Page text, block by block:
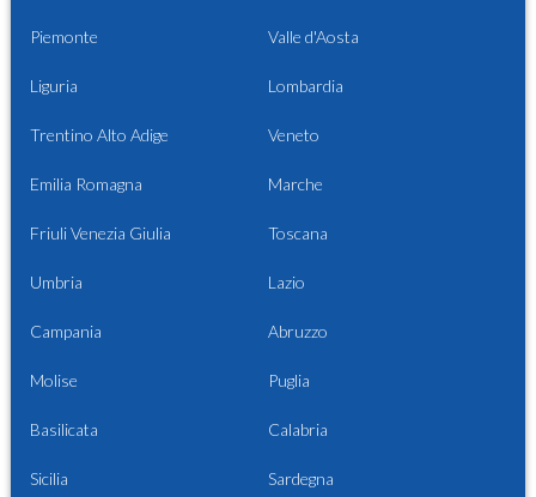
Piemonte Valle d'Aosta
Liguria Lombardia
Trentino Alto Adige Veneto
Emilia Romagna Marche
Friuli Venezia Giulia Toscana
Umbria Lazio
Campania Abruzzo
Molise Puglia
Basilicata Calabria
Sicilia Sardegna